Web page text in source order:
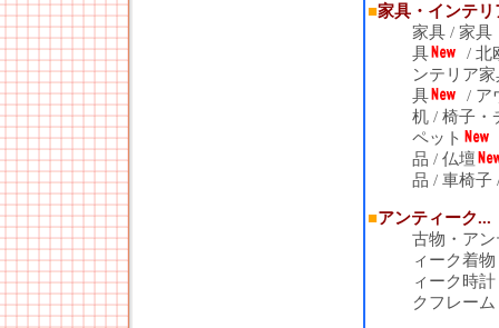
■家具・インテリ
家具 / 家具
具
/ 北
ンテリア家
具
/ ア
机 / 椅子・
ペット
品 / 仏壇
品 / 車椅子
■アンティーク...
古物・ア
ィーク着物
ィーク時計
クフレーム